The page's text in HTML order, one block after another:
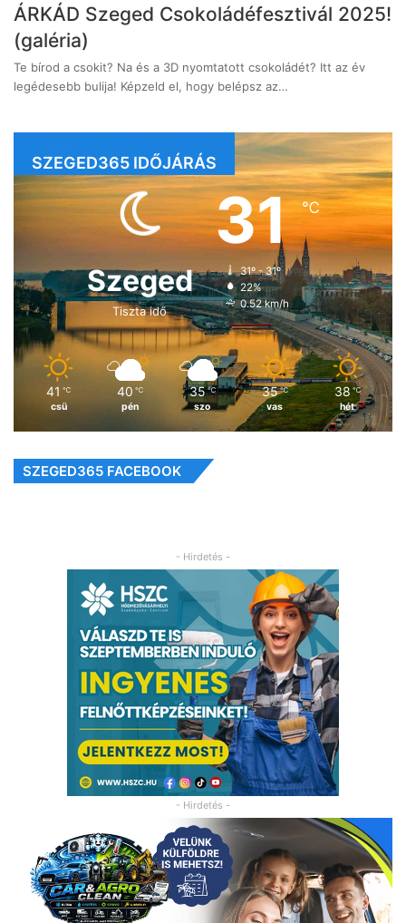
ÁRKÁD Szeged Csokoládéfesztivál 2025!
(galéria)
Te bírod a csokit? Na és a 3D nyomtatott csokoládét? Itt az év
legédesebb bulija! Képzeld el, hogy belépsz az…
SZEGED365 IDŐJÁRÁS
Szeged
Tiszta idő
31℃
31º - 31º
22%
0.52 km/h
41 ℃
csü
40 ℃
pén
35 ℃
szo
35 ℃
vas
38 ℃
hét
SZEGED365 FACEBOOK
- Hirdetés -
- Hirdetés -